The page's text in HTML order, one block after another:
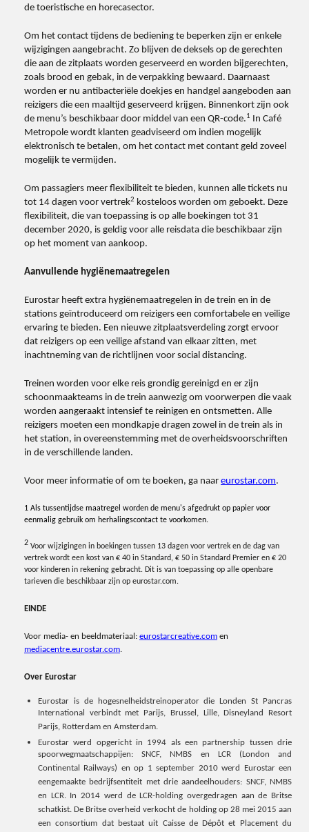
de toeristische en horecasector.
Om het contact tijdens de bediening te beperken zijn er enkele
wijzigingen aangebracht. Zo blijven de deksels op de gerechten
die aan de zitplaats worden geserveerd en worden bijgerechten,
zoals brood en gebak, in de verpakking bewaard. Daarnaast
worden er nu antibacteriële doekjes en handgel aangeboden aan
reizigers die een maaltijd geserveerd krijgen. Binnenkort zijn ook
de menu’s beschikbaar door middel van een QR-code.1 In Café
Metropole wordt klanten geadviseerd om indien mogelijk
elektronisch te betalen, om het contact met contant geld zoveel
mogelijk te vermijden.
Om passagiers meer flexibiliteit te bieden, kunnen alle tickets nu
tot 14 dagen voor vertrek2 kosteloos worden om geboekt. Deze
flexibiliteit, die van toepassing is op alle boekingen tot 31
december 2020, is geldig voor alle reisdata die beschikbaar zijn
op het moment van aankoop.
Aanvullende hygiënemaatregelen
Eurostar heeft extra hygiënemaatregelen in de trein en in de
stations geïntroduceerd om reizigers een comfortabele en veilige
ervaring te bieden. Een nieuwe zitplaatsverdeling zorgt ervoor
dat reizigers op een veilige afstand van elkaar zitten, met
inachtneming van de richtlijnen voor social distancing.
Treinen worden voor elke reis grondig gereinigd en er zijn
schoonmaakteams in de trein aanwezig om voorwerpen die vaak
worden aangeraakt intensief te reinigen en ontsmetten. Alle
reizigers moeten een mondkapje dragen zowel in de trein als in
het station, in overeenstemming met de overheidsvoorschriften
in de verschillende landen.
Voor meer informatie of om te boeken, ga naar eurostar.com.
1 Als tussentijdse maatregel worden de menu's afgedrukt op papier voor
eenmalig gebruik om herhalingscontact te voorkomen.
2 Voor wijzigingen in boekingen tussen 13 dagen voor vertrek en de dag van
vertrek wordt een kost van € 40 in Standard, € 50 in Standard Premier en € 20
voor kinderen in rekening gebracht. Dit is van toepassing op alle openbare
tarieven die beschikbaar zijn op eurostar.com.
EINDE
Voor media- en beeldmateriaal: eurostarcreative.com en
mediacentre.eurostar.com.
Over Eurostar
Eurostar is de hogesnelheidstreinoperator die Londen St Pancras
International verbindt met Parijs, Brussel, Lille, Disneyland Resort
Parijs, Rotterdam en Amsterdam.
Eurostar werd opgericht in 1994 als een partnership tussen drie
spoorwegmaatschappijen: SNCF, NMBS en LCR (London and
Continental Railways) en op 1 september 2010 werd Eurostar een
eengemaakte bedrijfsentiteit met drie aandeelhouders: SNCF, NMBS
en LCR. In 2014 werd de LCR-holding overgedragen aan de Britse
schatkist. De Britse overheid verkocht de holding op 28 mei 2015 aan
een consortium dat bestaat uit Caisse de Dépôt et Placement du